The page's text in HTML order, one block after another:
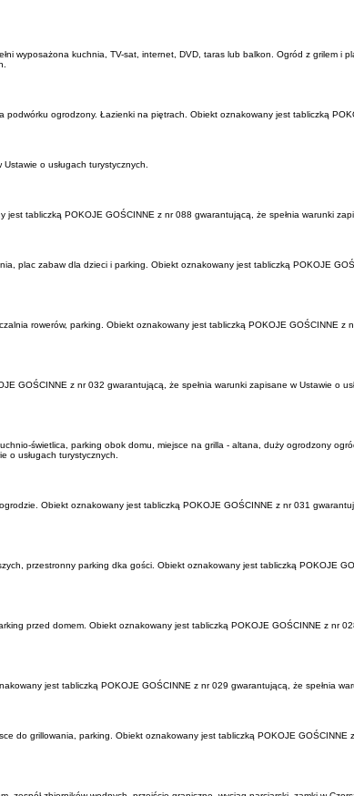
wyposażona kuchnia, TV-sat, internet, DVD, taras lub balkon. Ogród z grilem i
ogrodzony. Łazienki na piętrach. Obiekt oznakowany jest tabliczką
o usługach turystycznych.
tabliczką POKOJE GOŚCINNE z nr 088 gwarantującą, że spełnia warunki
plac zabaw dla dzieci i parking. Obiekt oznakowany jest tabliczką POKOJE
rowerów, parking. Obiekt oznakowany jest tabliczką POKOJE GOŚCINNE z
GOŚCINNE z nr 032 gwarantującą, że spełnia warunki zapisane w Ustawie o
świetlica, parking obok domu, miejsce na grilla - altana, duży ogrodzony
o usługach turystycznych.
Obiekt oznakowany jest tabliczką POKOJE GOŚCINNE z nr 031
przestronny parking dka gości. Obiekt oznakowany jest tabliczką POKOJE
przed domem. Obiekt oznakowany jest tabliczką POKOJE GOŚCINNE z nr
jest tabliczką POKOJE GOŚCINNE z nr 029 gwarantującą, że spełnia
do grillowania, parking. Obiekt oznakowany jest tabliczką POKOJE